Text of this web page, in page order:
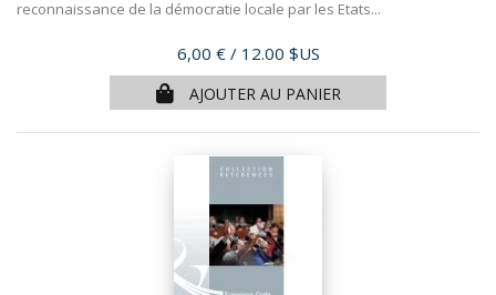
reconnaissance de la démocratie locale par les Etats...
Prix
6,00 € / 12.00 $US
AJOUTER AU PANIER